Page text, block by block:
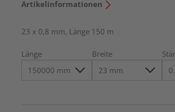
Artikelinformationen
23 x 0,8 mm, Länge 150 m
Länge Breite